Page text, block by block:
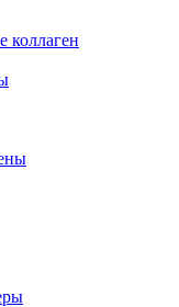
коллаген